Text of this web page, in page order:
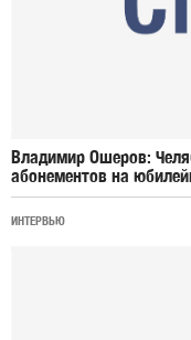
Владимир Ошеров:
абонементов на
ИНТЕРВЬЮ